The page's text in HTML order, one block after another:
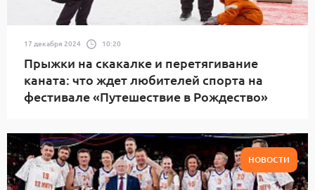
17 декабря 2024 10:20
Прыжки на скакалке и перетягивание
каната: что ждет любителей спорта на
фестивале «Путешествие в Рождество»
НОВОСТИ